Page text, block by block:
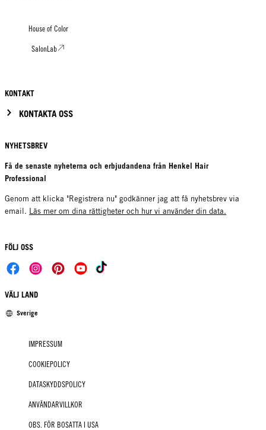
House of Color
SalonLab
KONTAKT
KONTAKTA OSS
NYHETSBREV
Få de senaste nyheterna och erbjudandena från Henkel Hair
Professional
Genom att klicka "Registrera nu" godkänner jag att få nyhetsbrev via
email. Läs mer om dina rättigheter och hur vi använder din data.
FÖLJ OSS
VÄLJ LAND
Sverige
IMPRESSUM
COOKIEPOLICY
DATASKYDDSPOLICY
ANVÄNDARVILLKOR
OBS. FÖR BOSATTA I USA